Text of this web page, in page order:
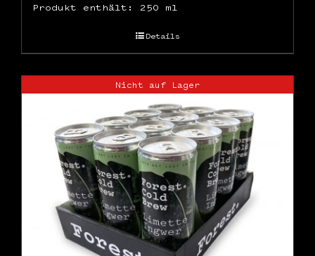
Produkt enthält: 250 ml
Details
Nicht auf Lager